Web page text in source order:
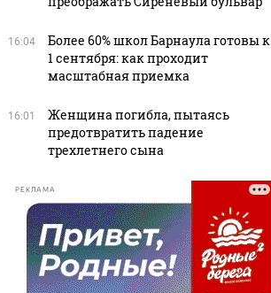
16:04
Более 60% школ Барнаула готовы к
1 сентября: как проходит
масштабная приемка
16:01
Женщина погибла, пытаясь
предотвратить падение
трехлетнего сына
РЕКЛАМА